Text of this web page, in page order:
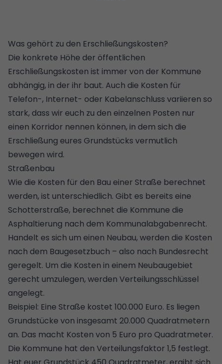
Was gehört zu den Erschließungskosten?
Die konkrete Höhe der öffentlichen
Erschließungskosten ist immer von der Kommune
abhängig, in der ihr baut. Auch die Kosten für
Telefon-, Internet- oder Kabelanschluss variieren so
stark, dass wir euch zu den einzelnen Posten nur
einen Korridor nennen können, in dem sich die
Erschließung eures Grundstücks vermutlich
bewegen wird.
Straßenbau
Wie die Kosten für den Bau einer Straße berechnet
werden, ist unterschiedlich. Gibt es bereits eine
Schotterstraße, berechnet die Kommune die
Asphaltierung nach dem Kommunalabgabenrecht.
Handelt es sich um einen Neubau, werden die Kosten
nach dem Baugesetzbuch – also nach Bundesrecht
geregelt. Um die Kosten in einem Neubaugebiet
gerecht umzulegen, werden Verteilungsschlüssel
angelegt.
Beispiel: Eine Straße kostet 100.000 Euro. Es liegen
Grundstücke von insgesamt 20.000 Quadratmetern
an. Das macht Kosten von 5 Euro pro Quadratmeter.
Die Kommune hat den Verteilungsfaktor 1,5 festlegt.